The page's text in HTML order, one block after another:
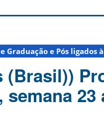
Graduação e Pós ligados
(Brasil))
23